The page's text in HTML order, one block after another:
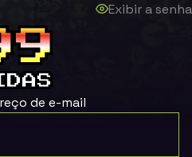
de e-mail
Exibir a senha